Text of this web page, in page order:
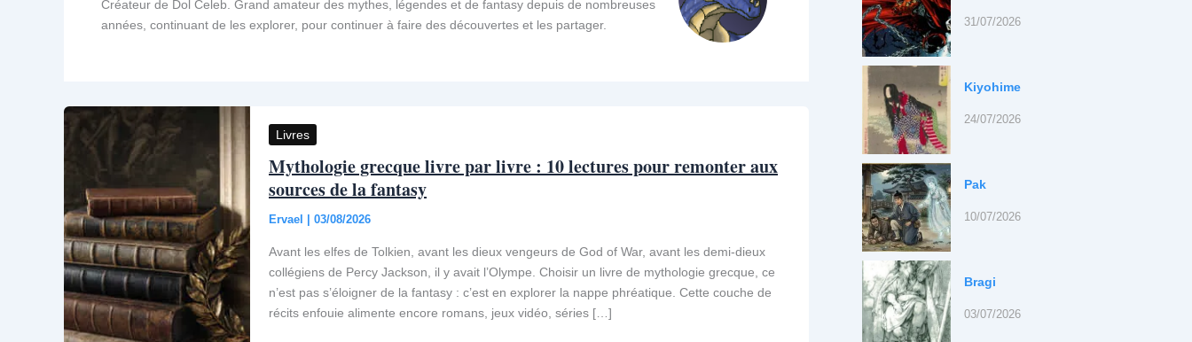
Créateur de Dol Celeb. Grand amateur des mythes, légendes et de fantasy depuis de nombreuses
années, continuant de les explorer, pour continuer à faire des découvertes et les partager.
Livres
Mythologie grecque livre par livre : 10 lectures pour remonter aux
sources de la fantasy
Ervael 03/08/2026
Avant les elfes de Tolkien, avant les dieux vengeurs de God of War, avant les demi-dieux
collégiens de Percy Jackson, il y avait l’Olympe. Choisir un livre de mythologie grecque, ce
n’est pas s’éloigner de la fantasy : c’est en explorer la nappe phréatique. Cette couche de
récits enfouie alimente encore romans, jeux vidéo, séries […]
31/07/2026
Kiyohime
24/07/2026
Pak
10/07/2026
Bragi
03/07/2026